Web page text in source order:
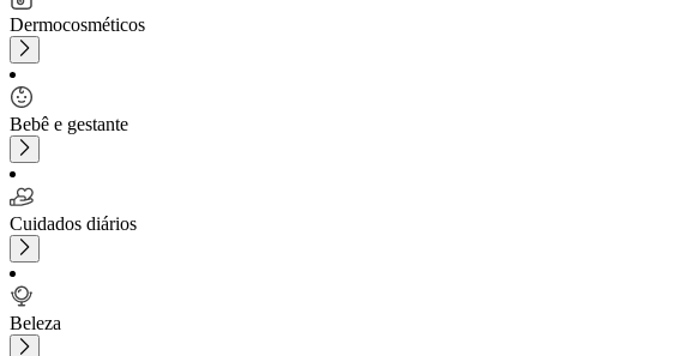
Dermocosméticos
Bebê e gestante
Cuidados diários
Beleza